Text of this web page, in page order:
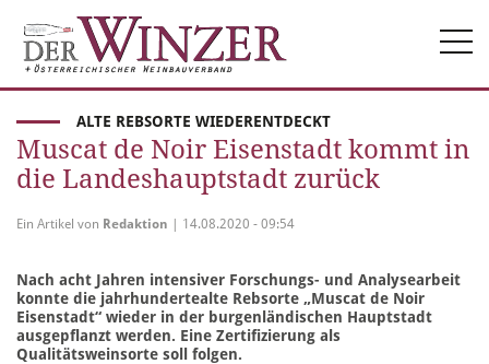
ALTE REBSORTE WIEDERENTDECKT
Muscat de Noir Eisenstadt kommt in
die Landeshauptstadt zurück
Ein Artikel von Redaktion | 14.08.2020 - 09:54
Nach acht Jahren intensiver Forschungs- und Analysearbeit
konnte die jahrhundertealte Rebsorte „Muscat de Noir
Eisenstadt“ wieder in der burgenländischen Hauptstadt
ausgepflanzt werden. Eine Zertifizierung als
Qualitätsweinsorte soll folgen.